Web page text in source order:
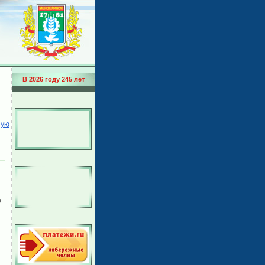
В 2026 году 245 лет